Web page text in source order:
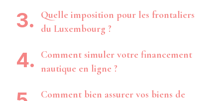
Quelle imposition pour les frontaliers
du Luxembourg ?
Comment simuler votre financement
nautique en ligne ?
Comment bien assurer vos biens de